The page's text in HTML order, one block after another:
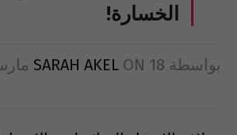
الخسارة!
بواسطة SARAH AKEL ON 18 مارس 2009